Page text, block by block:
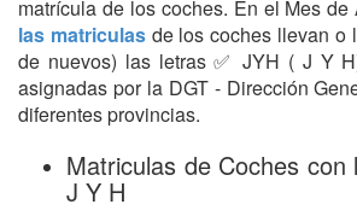
matrícula de los coches. En el Mes
las matriculas de los coches llevan o
de nuevos) las letras ✅ JYH ( J Y
asignadas por la DGT - Dirección
diferentes provincias.
Matriculas de Coches con
J Y H